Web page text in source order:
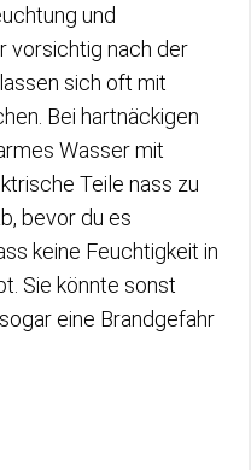
und
vorsichtig nach der
sich oft mit
Bei hartnäckigen
Wasser mit
Teile nass zu
bevor du es
keine Feuchtigkeit in
Sie könnte sonst
eine Brandgefahr